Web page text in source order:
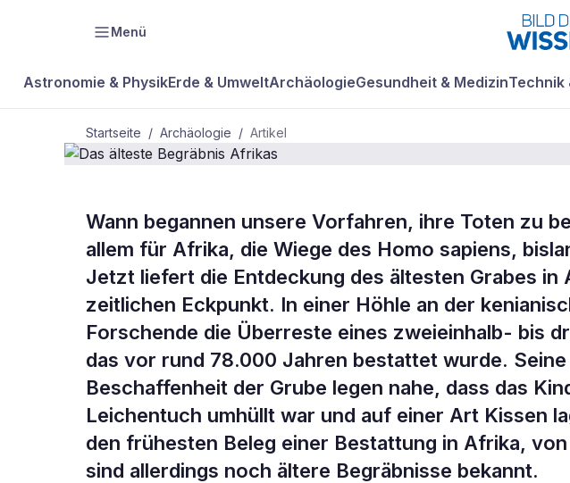
Menü
Astronomie & PhysikErde & UmweltArchäologieGesundheit & MedizinTechnik
Startseite / Archäologie / Artikel
ARCHÄOLOGIE
Das älteste
Afrikas
Wann begannen unsere Vorfahren, ihre Toten zu
allem für Afrika, die Wiege des Homo sapiens,
Jetzt liefert die Entdeckung des ältesten Grabes in
zeitlichen Eckpunkt. In einer Höhle an der
Forschende die Überreste eines zweieinhalb- bis
das vor rund 78.000 Jahren bestattet wurde. Seine
Beschaffenheit der Grube legen nahe, dass das
Leichentuch umhüllt war und auf einer Art Kissen
den frühesten Beleg einer Bestattung in Afrika,
sind allerdings noch ältere Begräbnisse bekannt.